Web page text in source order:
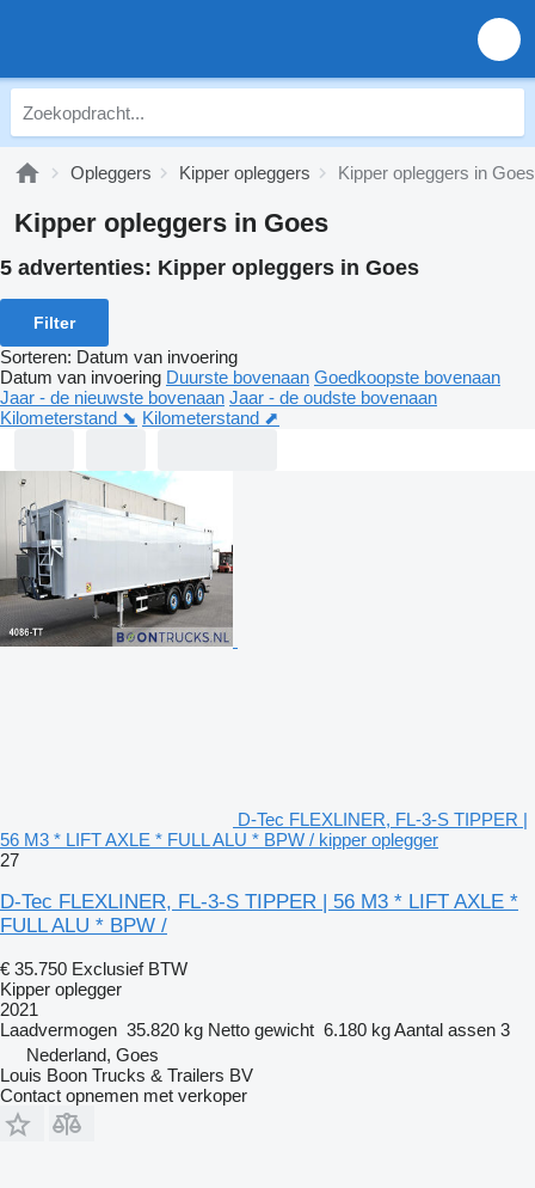
Opleggers Kipper opleggers Kipper opleggers in Goes
Kipper opleggers in Goes
5 advertenties: Kipper opleggers in Goes
Filter
Sorteren: Datum van invoering
Datum van invoering Duurste bovenaan Goedkoopste bovenaan
Jaar - de nieuwste bovenaan Jaar - de oudste bovenaan
Kilometerstand ⬊ Kilometerstand ⬈
D-Tec FLEXLINER, FL-3-S TIPPER |
56 M3 * LIFT AXLE * FULL ALU * BPW / kipper oplegger
27
D-Tec FLEXLINER, FL-3-S TIPPER | 56 M3 * LIFT AXLE *
FULL ALU * BPW /
€ 35.750 Exclusief BTW
Kipper oplegger
2021
Laadvermogen 35.820 kg Netto gewicht 6.180 kgAantal assen 3
Nederland, Goes
Louis Boon Trucks & Trailers BV
Contact opnemen met verkoper